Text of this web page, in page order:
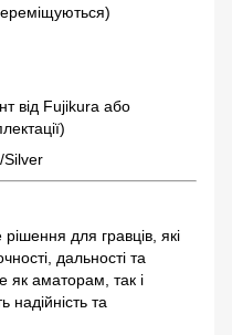
від Fujikura або
Silver
для гравців, які
дальності та
як аматорам, так і
надійність та